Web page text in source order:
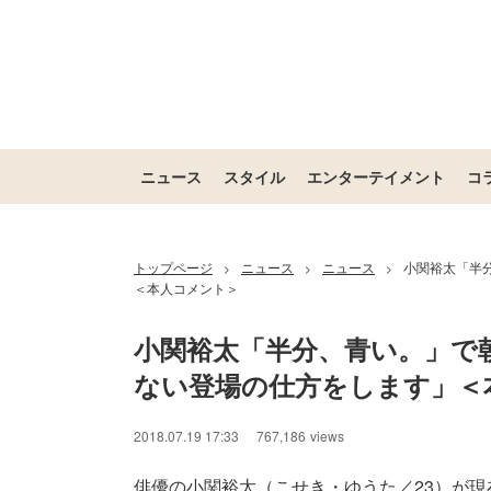
ニュース スタイル エンターテイメント コ
トップページ > ニュース > ニュース >
小関裕太「半
＜本人コメント＞
小関裕太「半分、青い。」
ない登場の仕方をします」
2018.07.19 17:33 767,186 views